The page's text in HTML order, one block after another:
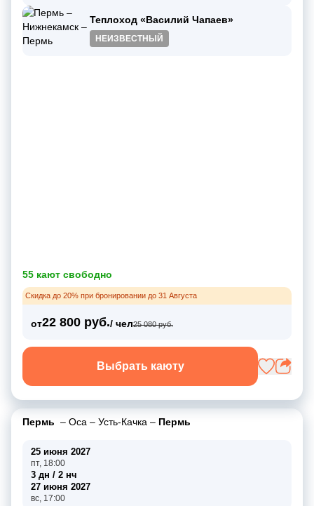
Теплоход «Василий Чапаев»
НЕИЗВЕСТНЫЙ
55 кают свободно
Скидка до 20% при бронировании до 31 Августа
от22 800 руб./ чел25 080 руб.
Выбрать каюту
Пермь – Оса – Усть-Качка – Пермь
25 июня 2027
пт, 18:00
3 дн / 2 нч
27 июня 2027
вс, 17:00